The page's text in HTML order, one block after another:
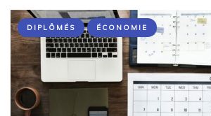
DIPLÔMÉS ÉCONOMIE